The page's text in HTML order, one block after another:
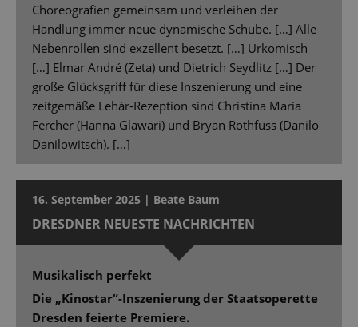
Choreografien gemeinsam und verleihen der
Handlung immer neue dynamische Schübe. […] Alle
Nebenrollen sind exzellent besetzt. […] Urkomisch
[…] Elmar André (Zeta) und Dietrich Seydlitz […] Der
große Glücksgriff für diese Inszenierung und eine
zeitgemäße Lehár-Rezeption sind Christina Maria
Fercher (Hanna Glawari) und Bryan Rothfuss (Danilo
Danilowitsch). […]
16. September 2025 | Beate Baum
DRESDNER NEUESTE NACHRICHTEN
Musikalisch perfekt
Die „Kinostar“-Inszenierung der Staatsoperette
Dresden feierte Premiere.